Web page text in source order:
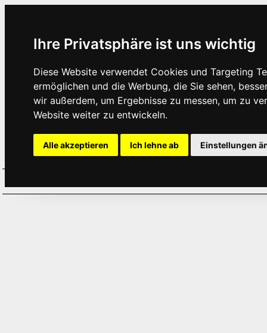
Ihre Privatsphäre ist uns wichtig
Diese Website verwendet Cookies und Targeting
ermöglichen und die Werbung, die Sie sehen,
wir außerdem, um Ergebnisse zu messen, um zu
Website weiter zu entwickeln.
Alle akzeptieren Ich lehne ab Einstellungen